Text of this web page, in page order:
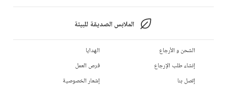
الملابس الصديقة للبيئة
الشحن و الأرجاع
إنشاء طلب الإرجاع
إتصل بنا
الهدايا
فرص العمل
إشعار الخصوصية